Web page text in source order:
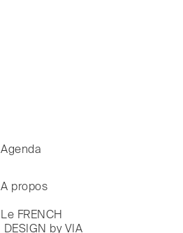
Agenda
A propos
Le FRENCH
DESIGN by VIA